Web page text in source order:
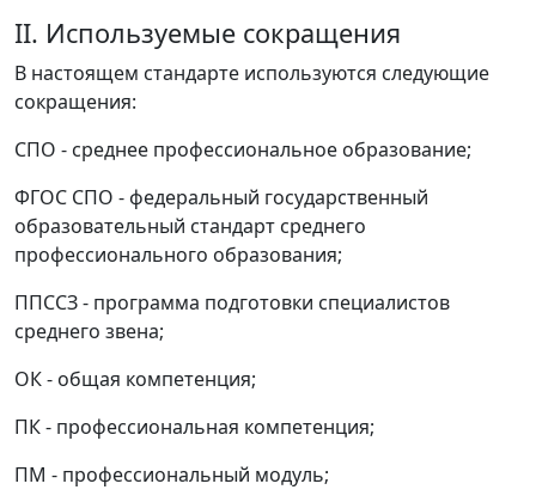
II. Используемые сокращения
В настоящем стандарте используются следующие
сокращения:
СПО - среднее профессиональное образование;
ФГОС СПО - федеральный государственный
образовательный стандарт среднего
профессионального образования;
ППССЗ - программа подготовки специалистов
среднего звена;
ОК - общая компетенция;
ПК - профессиональная компетенция;
ПМ - профессиональный модуль;